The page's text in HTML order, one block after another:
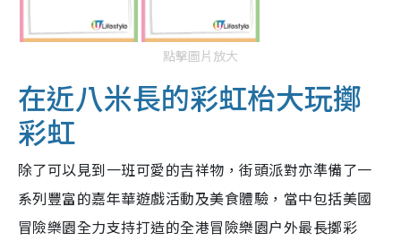
點擊圖片放大
在近八米長的彩虹枱大玩擲
彩虹
除了可以見到一班可愛的吉祥物，街頭派對亦準備了一
系列豐富的嘉年華遊戲活動及美食體驗，當中包括美國
冒險樂園全力支持打造的全港冒險樂園户外最長擲彩